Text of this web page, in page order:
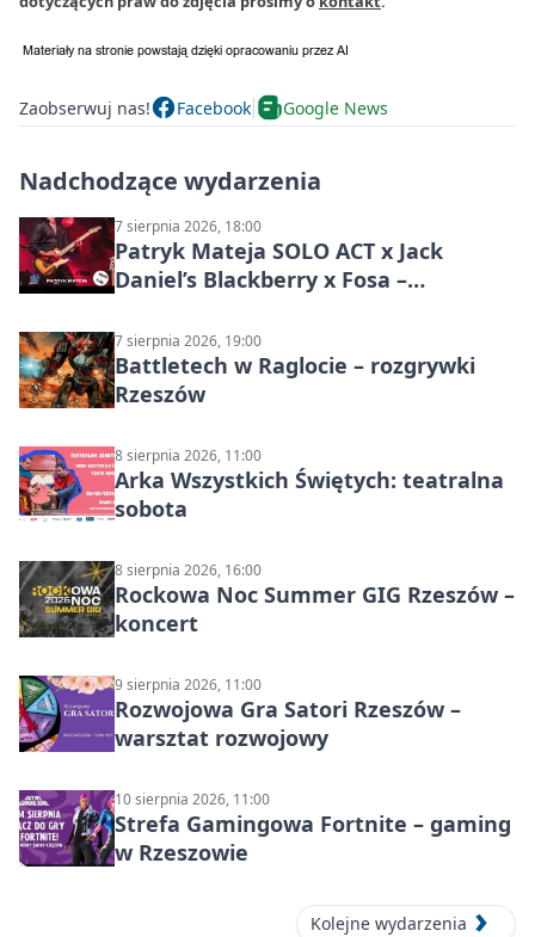
Zaobserwuj nas! Facebook Google News
Nadchodzące wydarzenia
7 sierpnia 2026, 18:00
Patryk Mateja SOLO ACT x Jack
Daniel’s Blackberry x Fosa –
7 sierpnia 2026, 19:00
Battletech w Raglocie – rozgrywki
Rzeszów
8 sierpnia 2026, 11:00
Arka Wszystkich Świętych: teatralna
sobota
8 sierpnia 2026, 16:00
Rockowa Noc Summer GIG Rzeszów –
koncert
9 sierpnia 2026, 11:00
Rozwojowa Gra Satori Rzeszów –
warsztat rozwojowy
10 sierpnia 2026, 11:00
Strefa Gamingowa Fortnite – gaming
w Rzeszowie
Kolejne wydarzenia